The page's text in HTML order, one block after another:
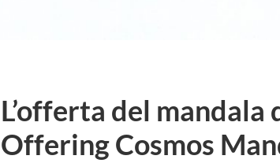
L’offerta del mandala
Offering Cosmos